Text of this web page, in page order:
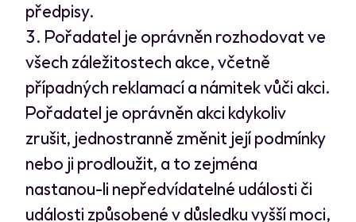
předpisy.
Pořadatel je oprávněn rozhodovat ve
všech záležitostech akce, včetně
případných reklamací a námitek vůči akci.
Pořadatel je oprávněn akci kdykoliv
zrušit, jednostranně změnit její podmínky
nebo ji prodloužit, a to zejména
nastanou-li nepředvídatelné události či
události způsobené v důsledku vyšší moci,